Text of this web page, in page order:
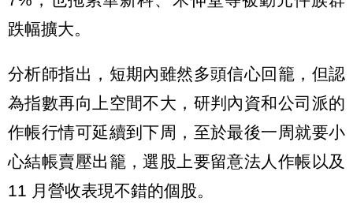
跌幅擴大。
分析師指出，短期內雖然多頭信心回籠，但認
為指數再向上空間不大，研判內資和公司派的
作帳行情可延續到下周，至於最後一周就要小
心結帳賣壓出籠，選股上要留意法人作帳以及
11 月營收表現不錯的個股。